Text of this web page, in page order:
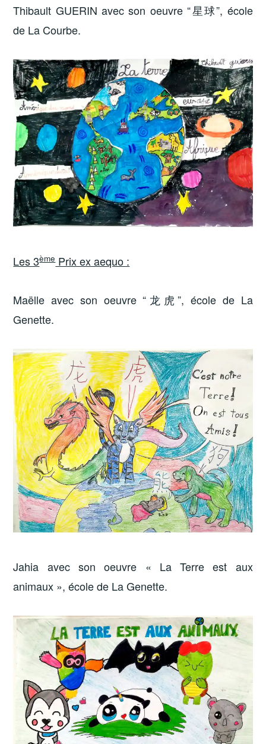
Thibault GUERIN avec son oeuvre “星球”, école
de La Courbe.
Les 3èmePrix ex aequo :
Maëlle avec son oeuvre “龙虎”, école de La
Genette.
Jahia avec son oeuvre « La Terre est aux
animaux », école de La Genette.